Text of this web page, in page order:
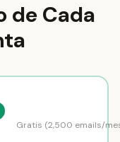
de Cada
Gratis (2,500 emails/